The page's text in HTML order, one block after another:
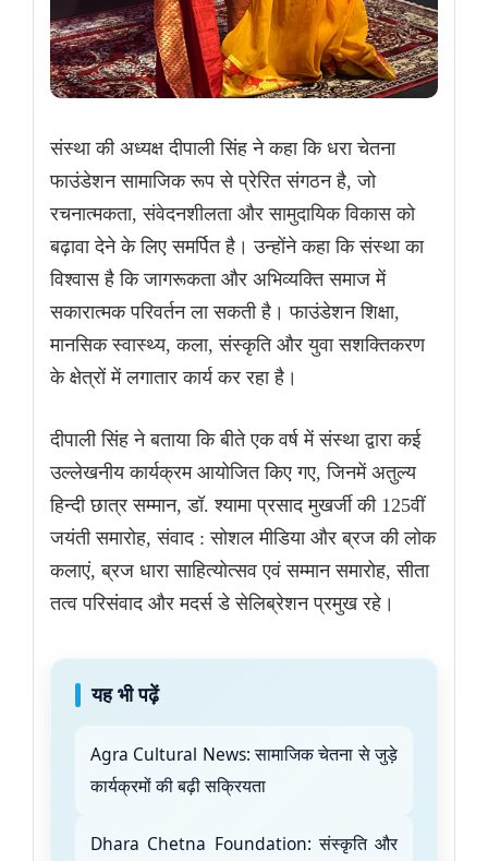
संस्था की अध्यक्ष दीपाली सिंह ने कहा कि धरा चेतना
फाउंडेशन सामाजिक रूप से प्रेरित संगठन है, जो
रचनात्मकता, संवेदनशीलता और सामुदायिक विकास को
बढ़ावा देने के लिए समर्पित है। उन्होंने कहा कि संस्था का
विश्वास है कि जागरूकता और अभिव्यक्ति समाज में
सकारात्मक परिवर्तन ला सकती है। फाउंडेशन शिक्षा,
मानसिक स्वास्थ्य, कला, संस्कृति और युवा सशक्तिकरण
के क्षेत्रों में लगातार कार्य कर रहा है।
दीपाली सिंह ने बताया कि बीते एक वर्ष में संस्था द्वारा कई
उल्लेखनीय कार्यक्रम आयोजित किए गए, जिनमें अतुल्य
हिन्दी छात्र सम्मान, डॉ. श्यामा प्रसाद मुखर्जी की 125वीं
जयंती समारोह, संवाद : सोशल मीडिया और ब्रज की लोक
कलाएं, ब्रज धारा साहित्योत्सव एवं सम्मान समारोह, सीता
तत्व परिसंवाद और मदर्स डे सेलिब्रेशन प्रमुख रहे।
यह भी पढ़ें
Agra Cultural News: सामाजिक चेतना से जुड़े
कार्यक्रमों की बढ़ी सक्रियता
Dhara Chetna Foundation: संस्कृति और